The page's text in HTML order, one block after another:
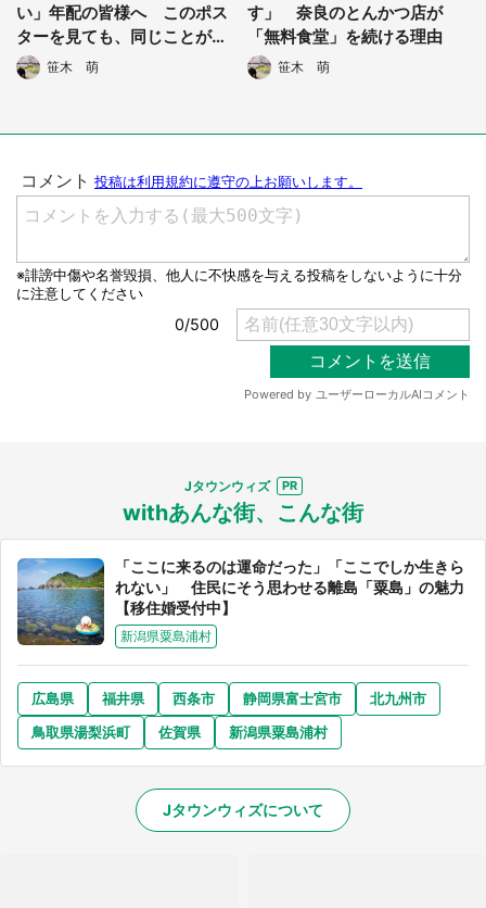
い」年配の皆様へ このポス
ターを見ても、同じことが言
えますか？
笹木 萌
す」 奈良のとんかつ店が
「無料食堂」を続ける理由
笹木 萌
Jタウンウィズ
withあんな街、こんな街
「ここに来るのは運命だった」「ここでしか生きら
れない」 住民にそう思わせる離島「粟島」の魅力
【移住婚受付中】
新潟県粟島浦村
広島県 福井県 西条市 静岡県富士宮市
北九州市
鳥取県湯梨浜町
佐賀県 新潟県粟島浦村
Jタウンウィズについて